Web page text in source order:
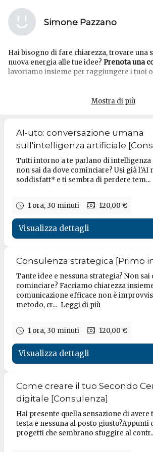
Simone Pazzano
Hai bisogno di fare chiarezza, trovare una
nuova energia alle tue idee? Prenota una
lavoriamo insieme per raggiungere i tuoi
Mostra di più
AI-uto: conversazione umana
sull'intelligenza artificiale
Tutti intorno a te parlano di intelligenza
non sai da dove cominciare? Usi già l'AI
soddisfatt* e ti sembra di perdere tem...
1 ora, 30 minuti 120,00 €
Visualizza dettagli
Consulenza strategica [Primo
Tante idee e nessuna strategia? Non sai
cominciare? Facciamo chiarezza
comunicazione efficace non è
metodo, cr... Leggi di più
1 ora, 30 minuti 120,00 €
Visualizza dettagli
Come creare il tuo Secondo
digitale [Consulenza]
Hai presente quella sensazione di avere
testa e nessuna al posto giusto?Appunti
progetti che sembrano sfuggire al